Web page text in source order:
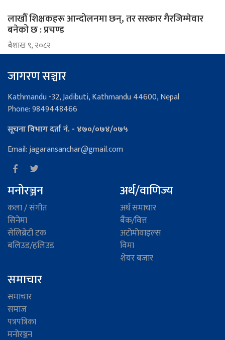
लाखौँ शिक्षकहरू आन्दोलनमा छन्, तर सरकार गैरजिम्मेवार
बनेको छ : प्रचण्ड
ब‌ैशाख ९, २०८२
जागरण सञ्चार
Kathmandu -32, Jadibuti, Kathmandu 44600, Nepal
Phone: 9849448466
सूचना विभाग दर्ता नं. - ४७०/०७४/०७५
Email: jagaransanchar@gmail.com
मनोरञ्जन
कला / संगीत
सिनेमा
सेलिब्रेटी टक
बलिउड/हलिउड
अर्थ/वाणिज्य
अर्थ समाचार
बैंक/वित्त
अटाेमाेवाइल्स
विमा
शेयर बजार
समाचार
समाचार
समाज
पत्रपत्रिका
मनोरञ्जन